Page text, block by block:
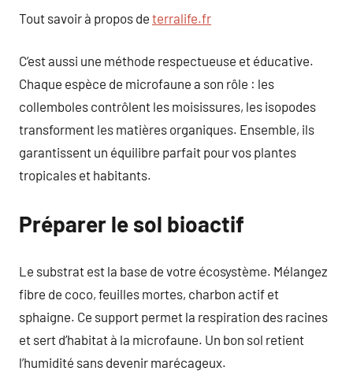
Tout savoir à propos de terralife.fr
C’est aussi une méthode respectueuse et éducative.
Chaque espèce de microfaune a son rôle : les
collemboles contrôlent les moisissures, les isopodes
transforment les matières organiques. Ensemble, ils
garantissent un équilibre parfait pour vos plantes
tropicales et habitants.
Préparer le sol bioactif
Le substrat est la base de votre écosystème. Mélangez
fibre de coco, feuilles mortes, charbon actif et
sphaigne. Ce support permet la respiration des racines
et sert d’habitat à la microfaune. Un bon sol retient
l’humidité sans devenir marécageux.